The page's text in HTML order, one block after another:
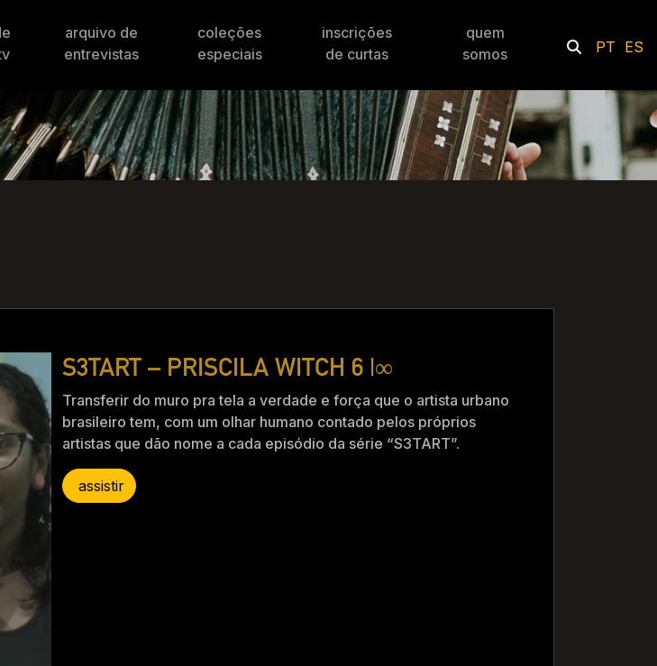
arquivo de
entrevistas
coleções
especiais
inscrições
de curtas
quem
somos
PT ES
S3TART – PRISCILA WITCH 6 |∞
Transferir do muro pra tela a verdade e força que o artista urbano
brasileiro tem, com um olhar humano contado pelos próprios
artistas que dão nome a cada episódio da série “S3TART”.
assistir